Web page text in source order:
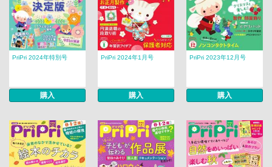
PriPri 2024年特別号
購入
PriPri 2024年1月号
購入
PriPri 2023年12月号
購入